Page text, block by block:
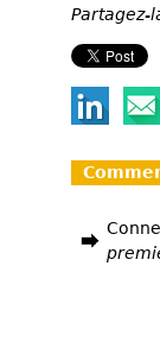
Partagez-